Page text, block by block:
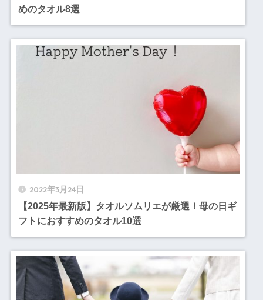
めのタオル8選
2022年3月24日
【2025年最新版】タオルソムリエが厳選！母の日ギ
フトにおすすめのタオル10選